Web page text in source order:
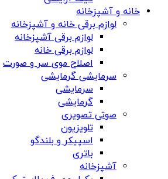
خانه و آشپزخانه
لوازم برقی خانه و آشپزخانه
لوازم برقی آشپزخانه
لوازم برقی خانه
اصلاح موی سر و صورت
سرمایشی گرمایشی
سرمایشی
گرمایشی
صوتی تصویری
تلویزیون
اسپیکر و بلندگو
باتری
آشپزخانه